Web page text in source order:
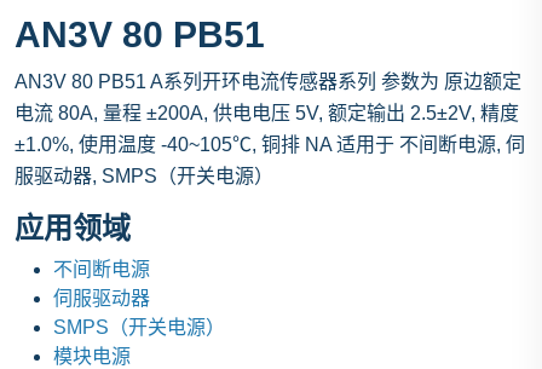
AN3V 80 PB51
AN3V 80 PB51 A系列开环电流传感器系列 参数为 原边额定
电流 80A, 量程 ±200A, 供电电压 5V, 额定输出 2.5±2V, 精度
±1.0%, 使用温度 -40~105℃, 铜排 NA 适用于 不间断电源, 伺
服驱动器, SMPS（开关电源）
应用领域
不间断电源
伺服驱动器
SMPS（开关电源）
模块电源